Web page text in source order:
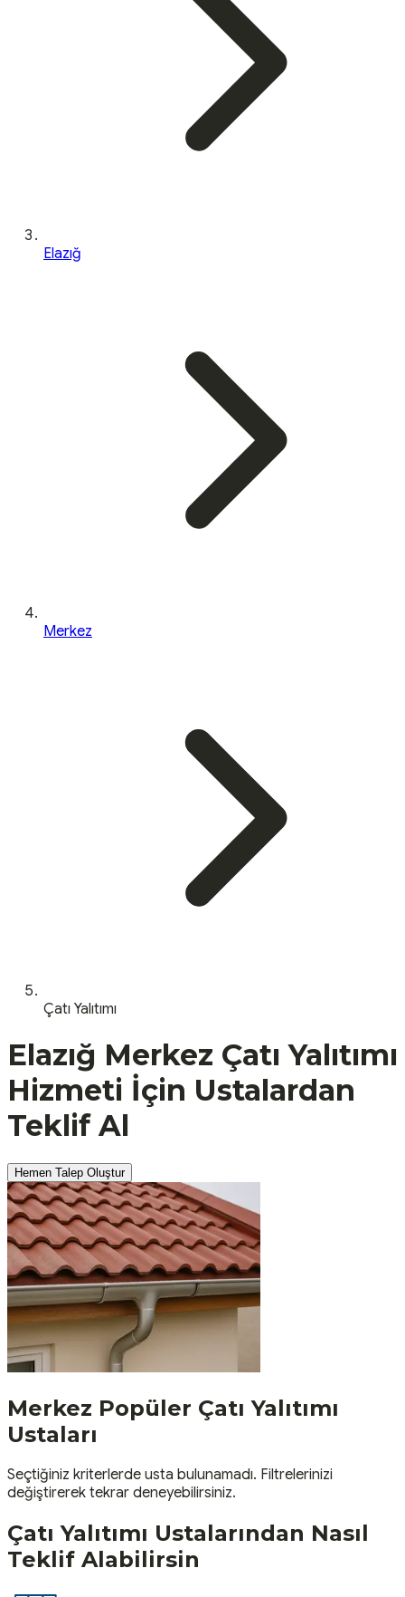
Elazığ
Merkez
Çatı Yalıtımı
Elazığ Merkez Çatı Yalıtımı
Hizmeti İçin Ustalardan
Teklif Al
Hemen Talep Oluştur
Merkez Popüler Çatı Yalıtımı
Ustaları
Seçtiğiniz kriterlerde usta bulunamadı. Filtrelerinizi
değiştirerek tekrar deneyebilirsiniz.
Çatı Yalıtımı Ustalarından Nasıl
Teklif Alabilirsin